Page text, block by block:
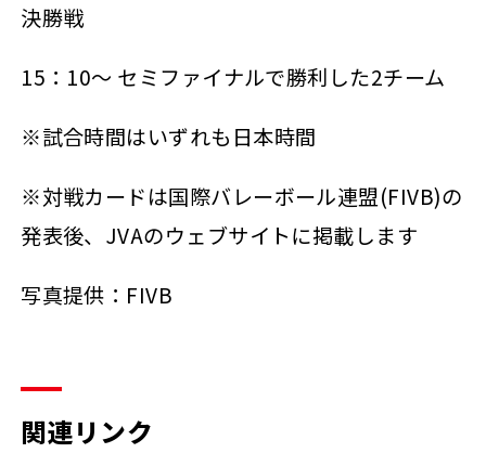
決勝戦
15：10～ セミファイナルで勝利した2チーム
※試合時間はいずれも日本時間
※対戦カードは国際バレーボール連盟(FIVB)の
発表後、JVAのウェブサイトに掲載します
写真提供：FIVB
関連リンク